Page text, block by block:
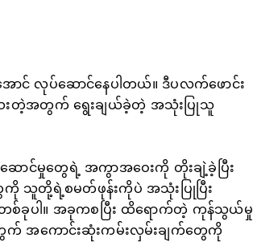
ာင် လုပ်ဆောင်နေပါတယ်။ ဒီပလက်ဖောင်း
းတဲ့အတွက် ရွေးချယ်ခဲ့တဲ့ အသုံးပြုသူ
ောင်မှုတွေရဲ့ အကွာအဝေးကို တိုးချဲ့ခဲ့ပြီး
ကို သူတို့ရဲ့စမတ်ဖုန်းကိုပဲ အသုံးပြုပြီး
စ်ခုပါ။ အခုကစပြီး ထိရောက်တဲ့ ကုန်သွယ်မှု
က် အကောင်းဆုံးကမ်းလှမ်းချက်တွေကို